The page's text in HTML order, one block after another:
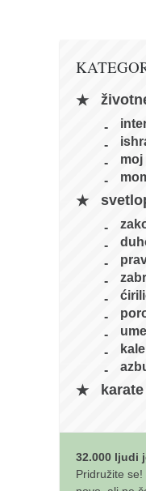
bubishi
naihanchi
passai
temashiwari
nunchaku
timbei rochin
program
snimci nastupa
moj
32.000 ljudi
Pridružite